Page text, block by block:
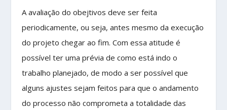
A avaliação do obejtivos deve ser feita
periodicamente, ou seja, antes mesmo da execução
do projeto chegar ao fim. Com essa atitude é
possível ter uma prévia de como está indo o
trabalho planejado, de modo a ser possível que
alguns ajustes sejam feitos para que o andamento
do processo não comprometa a totalidade das